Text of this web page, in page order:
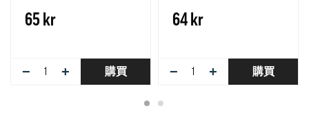
65 kr
− + 購買
64 kr
− + 購買